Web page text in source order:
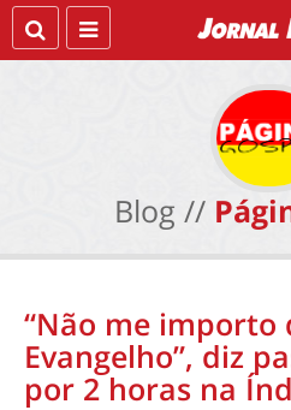
Blog //
“Não me importo
Evangelho”, diz
por 2 horas na